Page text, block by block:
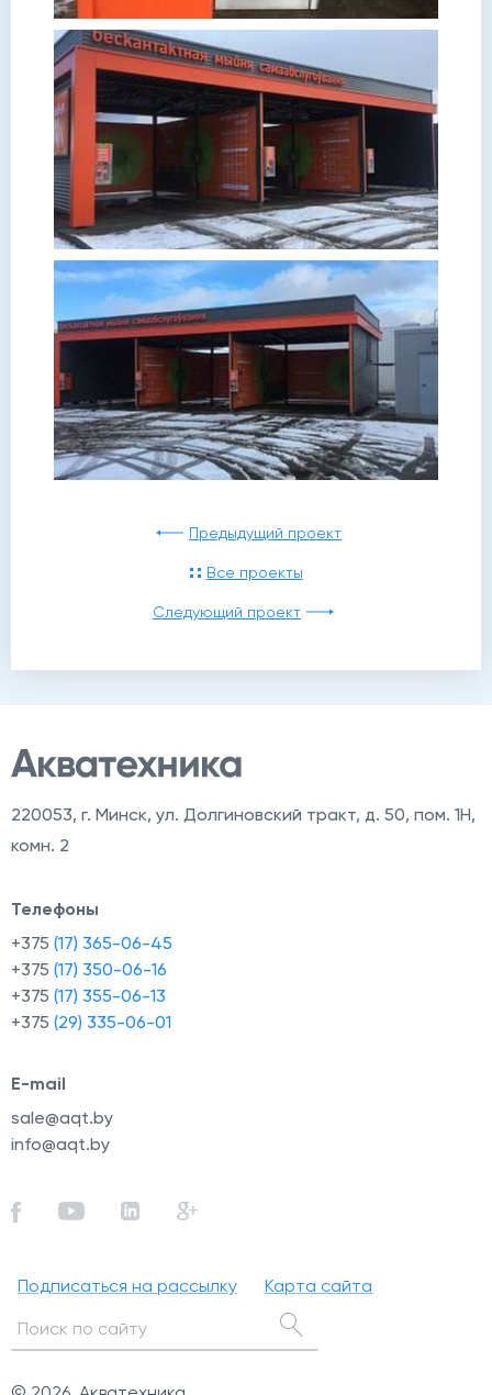
Предыдущий проект
Все проекты
Следующий проект
220053, г. Минск, ул. Долгиновский тракт, д. 50, пом. 1Н,
комн. 2
Телефоны
+375 (17) 365-06-45
+375 (17) 350-06-16
+375 (17) 355-06-13
+375 (29) 335-06-01
E-mail
sale@aqt.by
info@aqt.by
Подписаться на рассылку Карта сайта